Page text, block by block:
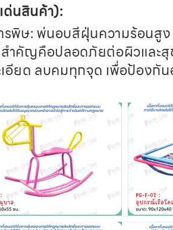
นสินค้า):
พิษ: พ่นอบสีฝุ่นความร้อนสู
ำคัญคือปลอดภัยต่อผิวและสุ
เอียด ลบคมทุกจุด เพื่อป้องกั